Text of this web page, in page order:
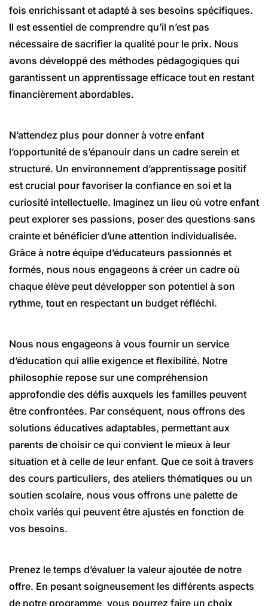
fois enrichissant et adapté à ses besoins spécifiques.
Il est essentiel de comprendre qu’il n’est pas
nécessaire de sacrifier la qualité pour le prix. Nous
avons développé des méthodes pédagogiques qui
garantissent un apprentissage efficace tout en restant
financièrement abordables.
N’attendez plus pour donner à votre enfant
l’opportunité de s’épanouir dans un cadre serein et
structuré. Un environnement d’apprentissage positif
est crucial pour favoriser la confiance en soi et la
curiosité intellectuelle. Imaginez un lieu où votre enfant
peut explorer ses passions, poser des questions sans
crainte et bénéficier d’une attention individualisée.
Grâce à notre équipe d’éducateurs passionnés et
formés, nous nous engageons à créer un cadre où
chaque élève peut développer son potentiel à son
rythme, tout en respectant un budget réfléchi.
Nous nous engageons à vous fournir un service
d’éducation qui allie exigence et flexibilité. Notre
philosophie repose sur une compréhension
approfondie des défis auxquels les familles peuvent
être confrontées. Par conséquent, nous offrons des
solutions éducatives adaptables, permettant aux
parents de choisir ce qui convient le mieux à leur
situation et à celle de leur enfant. Que ce soit à travers
des cours particuliers, des ateliers thématiques ou un
soutien scolaire, nous vous offrons une palette de
choix variés qui peuvent être ajustés en fonction de
vos besoins.
Prenez le temps d’évaluer la valeur ajoutée de notre
offre. En pesant soigneusement les différents aspects
de notre programme, vous pourrez faire un choix